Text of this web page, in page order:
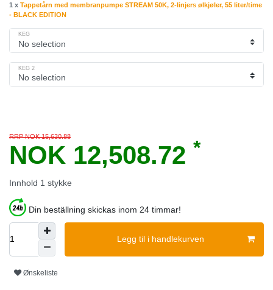
1 x Tappetårn med membranpumpe STREAM 50K, 2-linjers ølkjøler, 55 liter/time
- BLACK EDITION
KEG
KEG 2
RRP NOK 15,630.88
NOK 12,508.72 *
Innhold 1 stykke
Din beställning skickas inom 24 timmar!
Legg til i handlekurven
Ønskeliste